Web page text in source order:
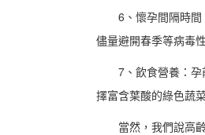
6、懷孕間隔時
儘量避開春季等病毒
7、飲食營養：
擇富含葉酸的綠色蔬
當然，我們說高